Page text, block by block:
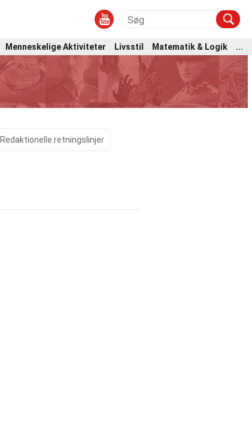
Menneskelige Aktiviteter Livsstil Matematik & Logik
...
Redaktionelle retningslinjer